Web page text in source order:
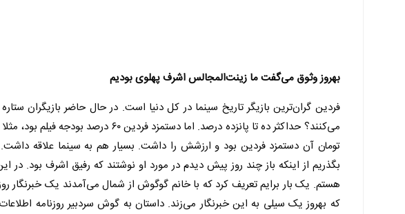
بهروز وثوق می‌گفت ما زینت‌المجالس اشرف پهلوی بودیم
فردین گران‌ترین بازیگر تاریخ سینما در کل دنیا است. در حال حاضر بازیگران
تومان آن دستمزد فردین بود و ارزشش را داشت. بسیار هم به سینما علاقه
بگذریم از اینکه باز چند روز پیش دیدم در مورد او نوشتند که رفیق اشرف بود. در
هستم. یک بار برایم تعریف کرد که با خانم گوگوش از شمال می‌آمدند یک خبرنگار
که بهروز یک سیلی به این خبرنگار می‌زند. داستان به گوش سردبیر روزنامه